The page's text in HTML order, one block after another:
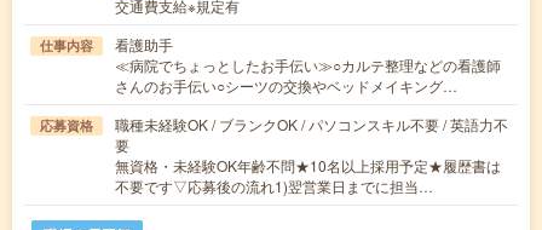
交通費支給※規定有
仕事内容
看護助手
≪病院でちょっとしたお手伝い≫○カルテ整理などの看護師
さんのお手伝い○シーツの交換やベッドメイキング…
応募資格
職種未経験OK / ブランクOK / パソコンスキル不要 / 英語力不
要
無資格・未経験OK年齢不問★10名以上採用予定★履歴書は
不要です▽応募後の流れ1)翌営業日までに担当…